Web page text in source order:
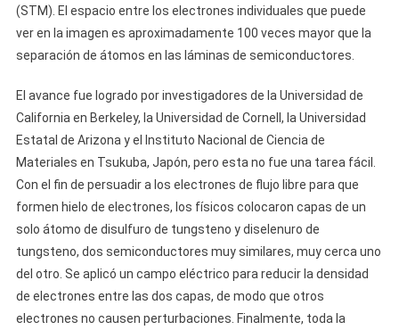
(STM). El espacio entre los electrones individuales que puede
ver en la imagen es aproximadamente 100 veces mayor que la
separación de átomos en las láminas de semiconductores.
El avance fue logrado por investigadores de la Universidad de
California en Berkeley, la Universidad de Cornell, la Universidad
Estatal de Arizona y el Instituto Nacional de Ciencia de
Materiales en Tsukuba, Japón, pero esta no fue una tarea fácil.
Con el fin de persuadir a los electrones de flujo libre para que
formen hielo de electrones, los físicos colocaron capas de un
solo átomo de disulfuro de tungsteno y diselenuro de
tungsteno, dos semiconductores muy similares, muy cerca uno
del otro. Se aplicó un campo eléctrico para reducir la densidad
de electrones entre las dos capas, de modo que otros
electrones no causen perturbaciones. Finalmente, toda la